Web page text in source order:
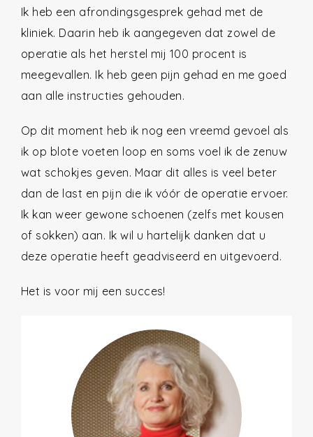
Ik heb een afrondingsgesprek gehad met de
kliniek. Daarin heb ik aangegeven dat zowel de
operatie als het herstel mij 100 procent is
meegevallen. Ik heb geen pijn gehad en me goed
aan alle instructies gehouden.
Op dit moment heb ik nog een vreemd gevoel als
ik op blote voeten loop en soms voel ik de zenuw
wat schokjes geven. Maar dit alles is veel beter
dan de last en pijn die ik vóór de operatie ervoer.
Ik kan weer gewone schoenen (zelfs met kousen
of sokken) aan. Ik wil u hartelijk danken dat u
deze operatie heeft geadviseerd en uitgevoerd.
Het is voor mij een succes!